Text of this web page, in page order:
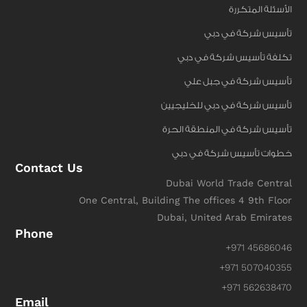
الأسئلة المتكررة
تأسيس شركة في دبي
تكلفة تأسيس شركة في دبي
تأسيس شركة في جبل علي
تأسيس شركة في دبي للخليجيين
تأسيس شركة في المنطقة الحرة
خطوات تأسيس شركة في دبي
Contact Us
Dubai World Trade Central
One Central, Building The offices 4 9th Floor
Dubai, United Arab Emirates
Phone
+971 45686046
+971 507040355
+971 562638470
Email